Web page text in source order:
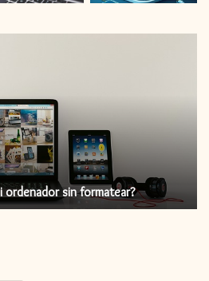
ordenador sin formatear?